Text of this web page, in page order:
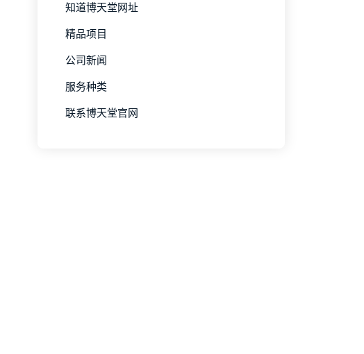
知道博天堂网址
精品项目
公司新闻
服务种类
联系博天堂官网